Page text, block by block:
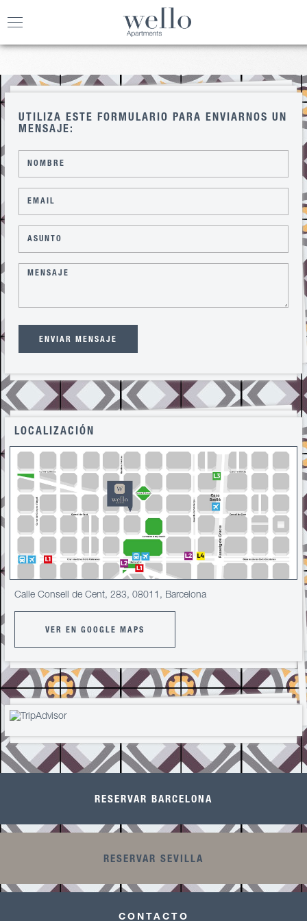
Toggle
UTILIZA ESTE FORMULARIO PARA ENVIARNOS UN
MENSAJE:
ENVIAR MENSAJE
LOCALIZACIÓN
Calle Consell de Cent, 283, 08011, Barcelona
VER EN GOOGLE MAPS
RESERVAR BARCELONA
RESERVAR SEVILLA
CONTACTO